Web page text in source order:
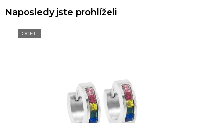
Naposledy jste prohlíželi
OCEL